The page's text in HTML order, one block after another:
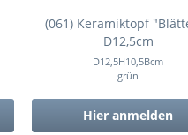
(061) Keramiktopf
D12,5cm
D12,5H10,5Bcm
grün
Hier anmelden